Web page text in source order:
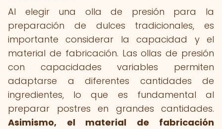
Al elegir una olla de presión para la
preparación de dulces tradicionales, es
importante considerar la capacidad y el
material de fabricación. Las ollas de presión
con capacidades variables permiten
adaptarse a diferentes cantidades de
ingredientes, lo que es fundamental al
preparar postres en grandes cantidades.
Asimismo, el material de fabricación